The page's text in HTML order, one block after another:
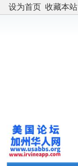
设为首页 收藏本站